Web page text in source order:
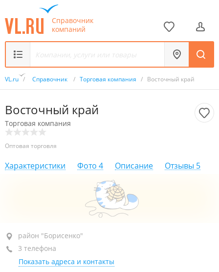
Справочник
компаний
VL.ru / Справочник / Торговая компания / Восточный край
Восточный край
Торговая компания
Оптовая торговля
Характеристики Фото 4 Описание Отзывы 5
район "Борисенко", ул. Борисенко, 48 стр. 5
+7 (423) 269-49-06
+7 902 483-49-06
район "Борисенко"
3 телефона
Показать адреса и контакты